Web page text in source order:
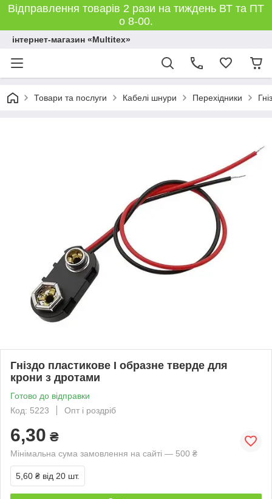
Відправлення товарів 2 рази на тиждень ВТ та ПТ
о 8-00.
інтернет-магазин «Multitex»
Товари та послуги Кабелі шнури Перехідники
Гніздо пластикове I образне тверде для
крони з дротами
Готово до відправки
Код: 5223
Опт і роздріб
6,30 ₴
Мінімальна сума замовлення на сайті — 500 ₴
5,60 ₴ від 20 шт.